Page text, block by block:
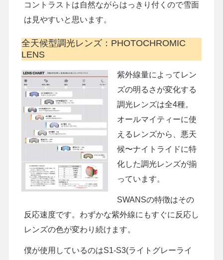
コントラストは自然ながらはっきり付くので雪面
は見やすいと思います。
全天候型調光レンズ：PHOTOCHROMIC
LENS
紫外線量によってレン
ズの明るさが変化する
調光レンズは全4種。
オールマイティーに使
えるレンズから、悪天
候〜ナイトライドに特
化した調光レンズが揃
っています。
SWANSの特徴はその
反応速度です。わずかな紫外線にもすぐに反応し
レンズの色が変わり続けます。
僕が使用しているのはS1-S3(ライトグレーライ